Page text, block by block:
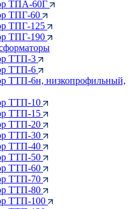
ТПА-60Г
ТПГ-60
ТПГ-125
ТПГ-190
ТТП-3
ТТП-6
ТТП-6н, низкопрофильный,
ТТП-10
ТТП-15
ТТП-20
ТТП-30
ТТП-40
ТТП-50
ТТП-60
ТТП-70
ТТП-80
ТТП-100